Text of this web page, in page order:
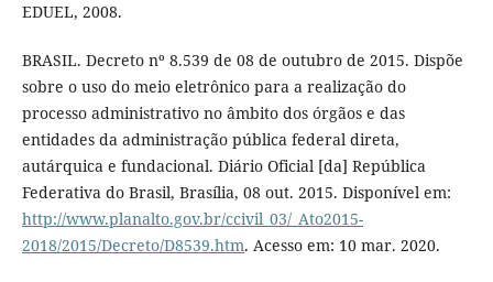
EDUEL, 2008.
BRASIL. Decreto nº 8.539 de 08 de outubro de 2015. Dispõe
sobre o uso do meio eletrônico para a realização do
processo administrativo no âmbito dos órgãos e das
entidades da administração pública federal direta,
autárquica e fundacional. Diário Oficial [da] República
Federativa do Brasil, Brasília, 08 out. 2015. Disponível em:
http://www.planalto.gov.br/ccivil_03/_Ato2015-
2018/2015/Decreto/D8539.htm. Acesso em: 10 mar. 2020.